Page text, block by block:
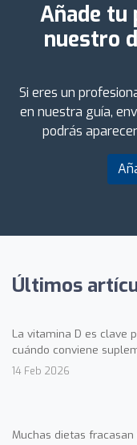
Añade tu
nuestro
Si eres un
en nuestra guía,
podrás
Últimos
La vitamina D es clave
cuándo conviene
14 Feb 2026
Muchas dietas